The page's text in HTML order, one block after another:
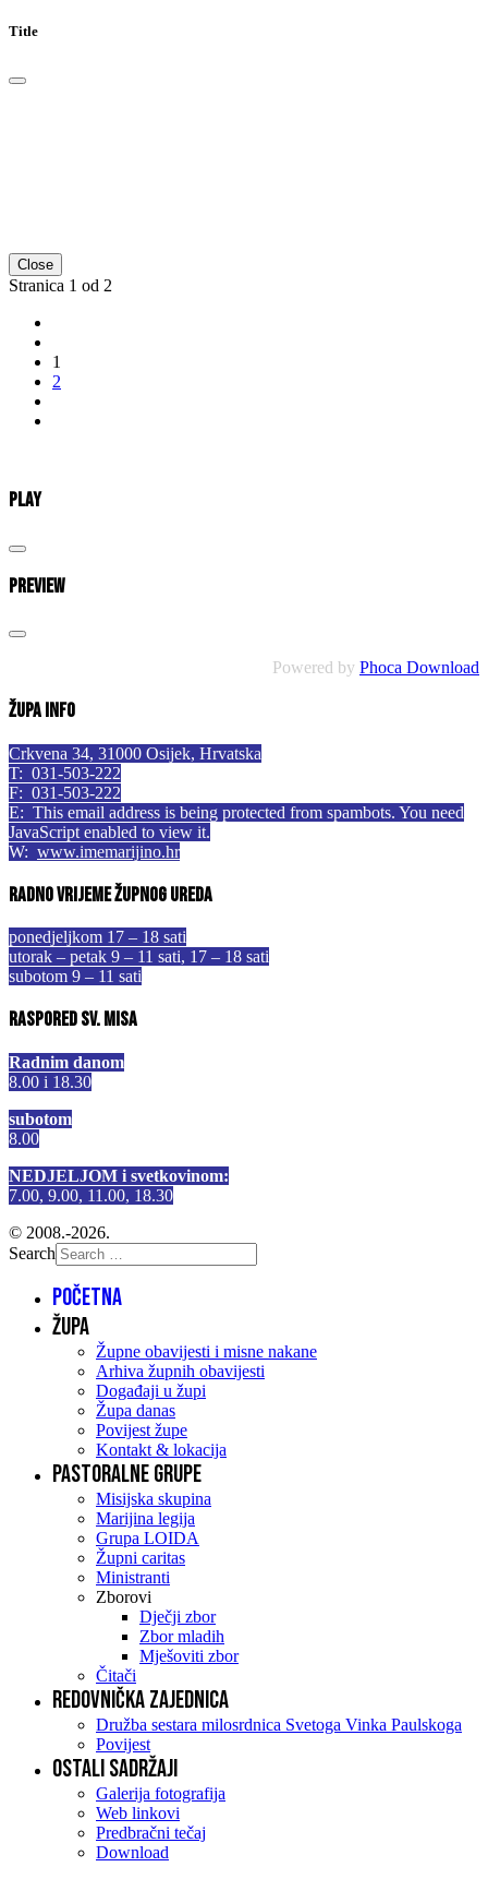
Title
Close
Stranica 1 od 2
1
2
Play
Preview
Powered by Phoca Download
Župa info
Crkvena 34, 31000 Osijek, Hrvatska
T: 031-503-222
F: 031-503-222
E: This email address is being protected from spambots. You need
JavaScript enabled to view it.
W: www.imemarijino.hr
Radno vrijeme župnog ureda
ponedjeljkom 17 – 18 sati
utorak – petak 9 – 11 sati, 17 – 18 sati
subotom 9 – 11 sati
Raspored sv. misa
Radnim danom
8.00 i 18.30
subotom
8.00
NEDJELJOM i svetkovinom:
7.00, 9.00, 11.00, 18.30
© 2008.-2026.
Search
Početna
Župa
Župne obavijesti i misne nakane
Arhiva župnih obavijesti
Događaji u župi
Župa danas
Povijest župe
Kontakt & lokacija
Pastoralne grupe
Misijska skupina
Marijina legija
Grupa LOIDA
Župni caritas
Ministranti
Zborovi
Dječji zbor
Zbor mladih
Mješoviti zbor
Čitači
Redovnička zajednica
Družba sestara milosrdnica Svetoga Vinka Paulskoga
Povijest
Ostali sadržaji
Galerija fotografija
Web linkovi
Predbračni tečaj
Download